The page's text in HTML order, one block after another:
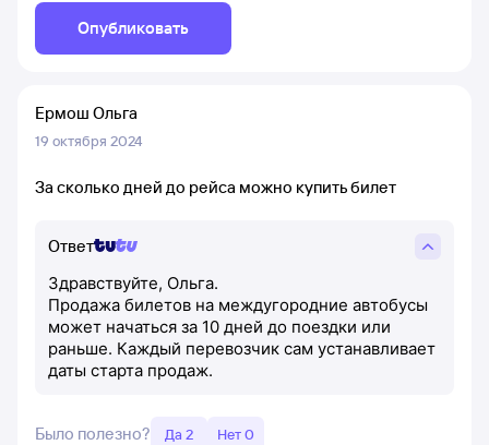
Опубликовать
Ермош Ольга
19 октября 2024
За сколько дней до рейса можно купить билет
Ответ
Здравствуйте, Ольга.
Продажа билетов на междугородние автобусы
может начаться за 10 дней до поездки или
раньше. Каждый перевозчик сам устанавливает
даты старта продаж.
Было полезно? Да 2 Нет 0